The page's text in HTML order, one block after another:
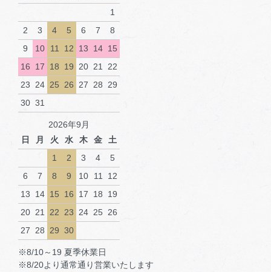
1
2
3 4 5 6 7
8
9
10 11 12 13 14 15
16
17 18 19 20 21 22
23 24 25 26 27 28 29
30 31
2026年9月
日
月 火 水 木 金
土
1
2 3 4
5
6
7 8 9 10 11
12
13
14 15 16 17 18
19
20 21 22 23 24 25 26
27 28 29 30
※8/10～19 夏季休業日
※8/20より通常通り営業いたします